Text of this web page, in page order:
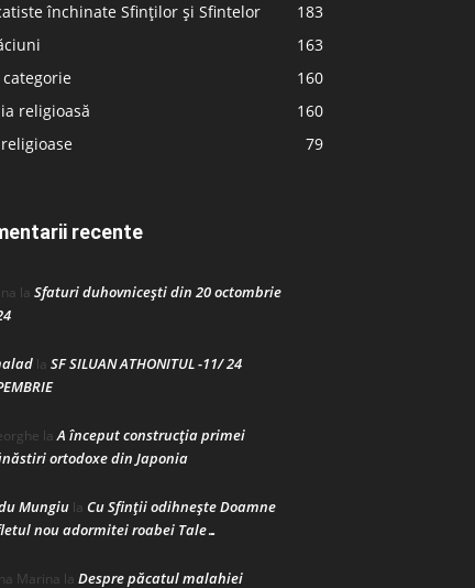
închinate Sfinților și Sfintelor
183
163
categorie
160
religioasă
160
79
recente
la Sfaturi duhovnicești din 20 octombrie
la SF SILUAN ATHONITUL -11/ 24
laA început construcţia primei
ortodoxe din Japonia
Mungiu la Cu Sfinții odihnește Doamne
nou adormitei roabei Tale…
Marina la Despre păcatul malahiei